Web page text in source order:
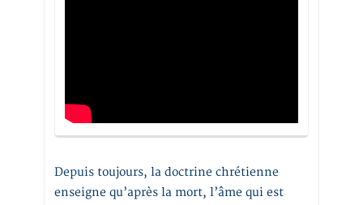
Depuis toujours, la doctrine chrétienne
enseigne qu’après la mort, l’âme qui est